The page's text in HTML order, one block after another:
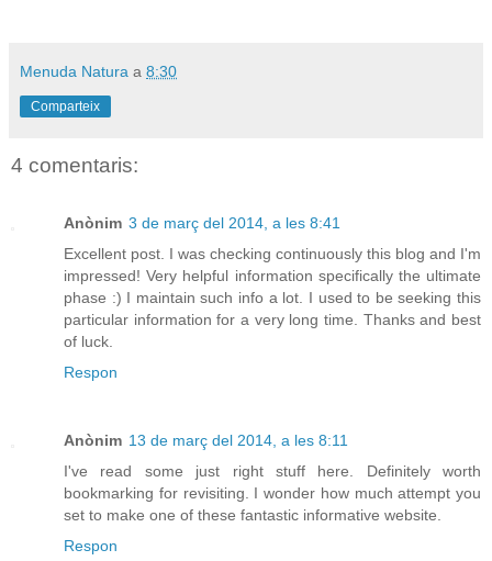
Menuda Natura a 8:30
Comparteix
4 comentaris:
Anònim 3 de març del 2014, a les 8:41
Excellent post. I was checking continuously this blog and I'm
impressed! Very helpful information specifically the ultimate
phase :) I maintain such info a lot. I used to be seeking this
particular information for a very long time. Thanks and best
of luck.
Respon
Anònim 13 de març del 2014, a les 8:11
I've read some just right stuff here. Definitely worth
bookmarking for revisiting. I wonder how much attempt you
set to make one of these fantastic informative website.
Respon